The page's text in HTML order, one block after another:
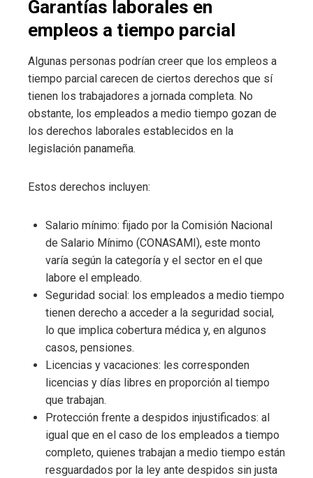
Garantías laborales en
empleos a tiempo parcial
Algunas personas podrían creer que los empleos a
tiempo parcial carecen de ciertos derechos que sí
tienen los trabajadores a jornada completa. No
obstante, los empleados a medio tiempo gozan de
los derechos laborales establecidos en la
legislación panameña.
Estos derechos incluyen:
Salario mínimo: fijado por la Comisión Nacional
de Salario Mínimo (CONASAMI), este monto
varía según la categoría y el sector en el que
labore el empleado.
Seguridad social: los empleados a medio tiempo
tienen derecho a acceder a la seguridad social,
lo que implica cobertura médica y, en algunos
casos, pensiones.
Licencias y vacaciones: les corresponden
licencias y días libres en proporción al tiempo
que trabajan.
Protección frente a despidos injustificados: al
igual que en el caso de los empleados a tiempo
completo, quienes trabajan a medio tiempo están
resguardados por la ley ante despidos sin justa